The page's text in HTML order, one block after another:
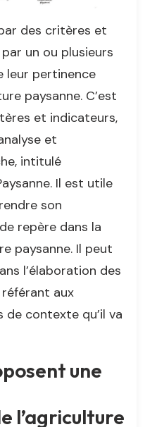
des critères et
un ou plusieurs
leur pertinence
paysanne. C’est
et indicateurs,
et
intitulé
Il est utile
son
repère dans la
paysanne. Il peut
l’élaboration des
aux
contexte qu’il va
une
l’agriculture